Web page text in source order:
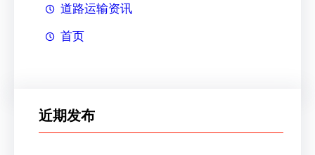
道路运输资讯
首页
近期发布